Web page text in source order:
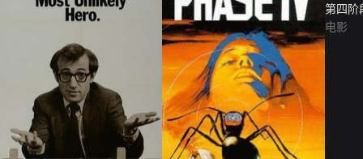
第四阶
电影